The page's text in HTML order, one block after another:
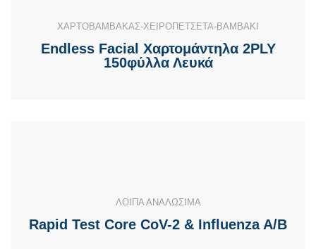
ΧΑΡΤΟΒΑΜΒΑΚΑΣ-ΧΕΙΡΟΠΕΤΣΕΤΑ-ΒΑΜΒΑΚΙ
Endless Facial Χαρτομάντηλα 2PLY
150φύλλα Λευκά
ΛΟΙΠΑ ΑΝΑΛΩΣΙΜΑ
Rapid Test Core CoV-2 & Influenza A/B